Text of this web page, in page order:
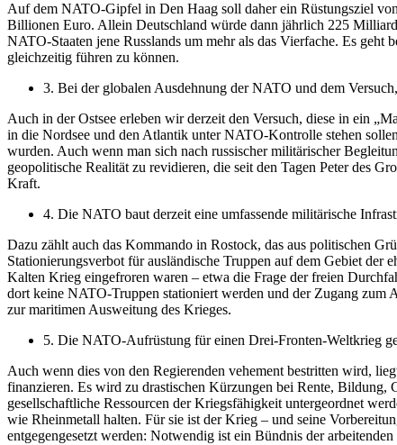
Auf dem NATO-Gipfel in Den Haag soll daher ein Rüstungsziel
Billionen Euro. Allein Deutschland würde dann jährlich 225
NATO-Staaten jene Russlands um mehr als das Vierfache. Es
gleichzeitig führen zu können.
3. Bei der globalen Ausdehnung der NATO und dem
Auch in der Ostsee erleben wir derzeit den Versuch, diese in ein
in die Nordsee und den Atlantik unter NATO-Kontrolle stehen
wurden. Auch wenn man sich nach russischer militärischer
geopolitische Realität zu revidieren, die seit den Tagen Peter des
Kraft.
4. Die NATO baut derzeit eine umfassende militärische
Dazu zählt auch das Kommando in Rostock, das aus politischen
Stationierungsverbot für ausländische Truppen auf dem Gebiet
Kalten Krieg eingefroren waren – etwa die Frage der freien
dort keine NATO-Truppen stationiert werden und der Zugang
zur maritimen Ausweitung des Krieges.
5. Die NATO-Aufrüstung für einen Drei-Fronten-Weltkrieg
Auch wenn dies von den Regierenden vehement bestritten wird,
finanzieren. Es wird zu drastischen Kürzungen bei Rente, Bildung,
gesellschaftliche Ressourcen der Kriegsfähigkeit untergeordnet
wie Rheinmetall halten. Für sie ist der Krieg – und seine
entgegengesetzt werden: Notwendig ist ein Bündnis der